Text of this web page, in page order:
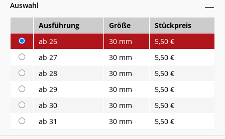
Auswahl
Ausführung Größe
Stückpreis
ab 26
30 mm
5,50 €
ab 27
30 mm
5,50 €
ab 28
30 mm
5,50 €
ab 29
30 mm
5,50 €
ab 30
30 mm
5,50 €
ab 31
30 mm 5,50 €